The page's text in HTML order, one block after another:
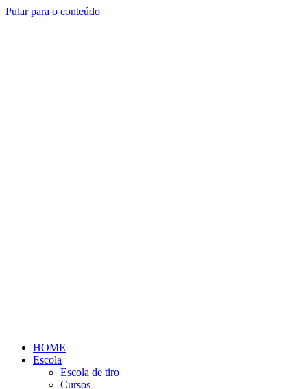
Pular para o conteúdo
HOME
Escola
Escola de tiro
Cursos